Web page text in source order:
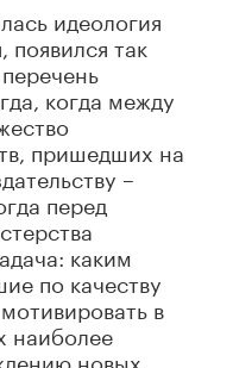
идеология
появился так
когда между
пришедших на
–
перед
каким
по качеству
в
наиболее
новых